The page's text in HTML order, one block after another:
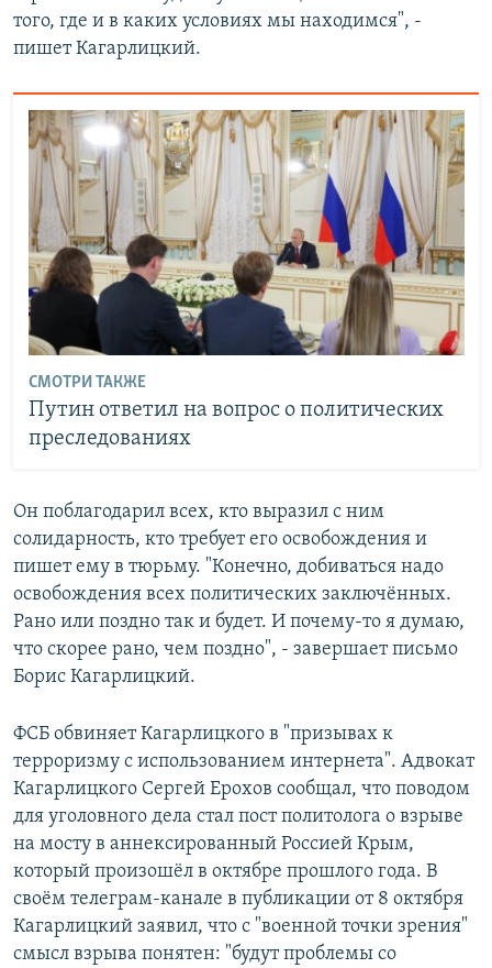
того, где и в каких условиях мы находимся", -
пишет Кагарлицкий.
СМОТРИ ТАКЖЕ
Путин ответил на вопрос о политических
преследованиях
Он поблагодарил всех, кто выразил с ним
солидарность, кто требует его освобождения и
пишет ему в тюрьму. "Конечно, добиваться надо
освобождения всех политических заключённых.
Рано или поздно так и будет. И почему-то я думаю,
что скорее рано, чем поздно", - завершает письмо
Борис Кагарлицкий.
ФСБ обвиняет Кагарлицкого в "призывах к
терроризму с использованием интернета". Адвокат
Кагарлицкого Сергей Ерохов сообщал, что поводом
для уголовного дела стал пост политолога о взрыве
на мосту в аннексированный Россией Крым,
который произошёл в октябре прошлого года. В
своём телеграм-канале в публикации от 8 октября
Кагарлицкий заявил, что с "военной точки зрения"
смысл взрыва понятен: "будут проблемы со